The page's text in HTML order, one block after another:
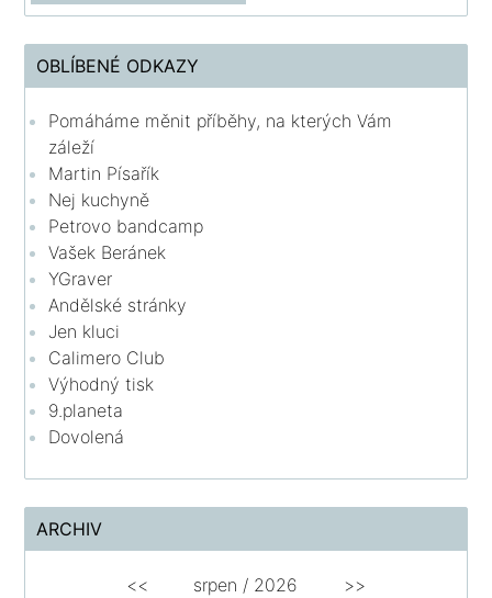
OBLÍBENÉ ODKAZY
Pomáháme měnit příběhy, na kterých Vám
záleží
Martin Písařík
Nej kuchyně
Petrovo bandcamp
Vašek Beránek
YGraver
Andělské stránky
Jen kluci
Calimero Club
Výhodný tisk
9.planeta
Dovolená
ARCHIV
<< srpen / 2026 >>